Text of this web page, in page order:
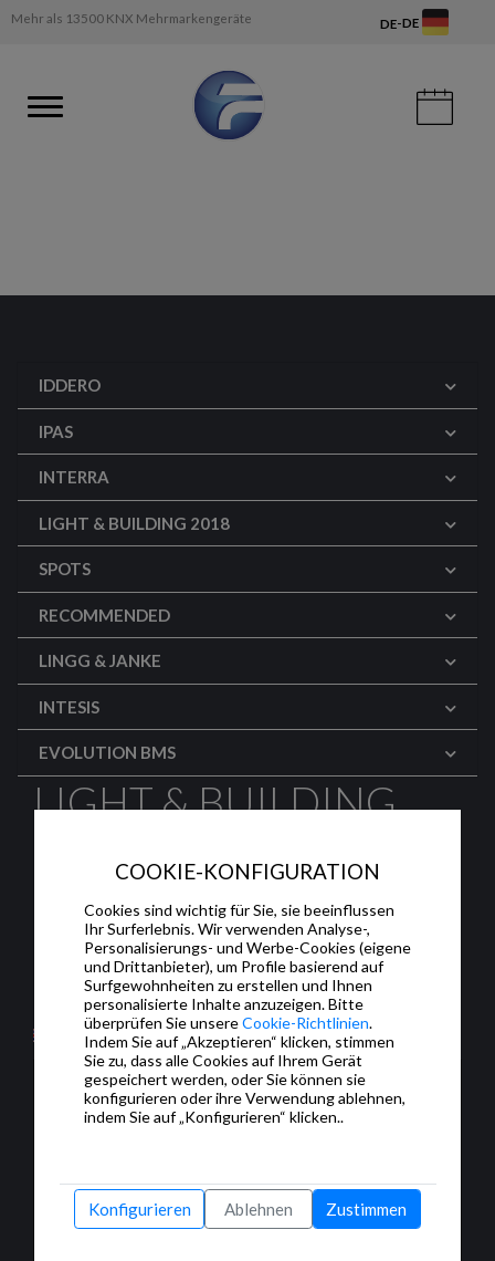
Mehr als 13500 KNX Mehrmarkengeräte DE-DE
IDDERO
IPAS
INTERRA
LIGHT & BUILDING 2018
SPOTS
RECOMMENDED
LINGG & JANKE
INTESIS
EVOLUTION BMS
LIGHT & BUILDING
2018: ENERTEX
(English)
Enertex exhibited the Alura range and the
Multisense room controller with voice
control.
COOKIE-KONFIGURATION
Cookies sind wichtig für Sie, sie beeinflussen
Ihr Surferlebnis. Wir verwenden Analyse-,
Personalisierungs- und Werbe-Cookies (eigene
und Drittanbieter), um Profile basierend auf
Surfgewohnheiten zu erstellen und Ihnen
personalisierte Inhalte anzuzeigen. Bitte
überprüfen Sie unsereCookie-Richtlinien.
Indem Sie auf „Akzeptieren“ klicken, stimmen
Sie zu, dass alle Cookies auf Ihrem Gerät
gespeichert werden, oder Sie können sie
konfigurieren oder ihre Verwendung ablehnen,
indem Sie auf „Konfigurieren“ klicken..
Konfigurieren Ablehnen Zustimmen